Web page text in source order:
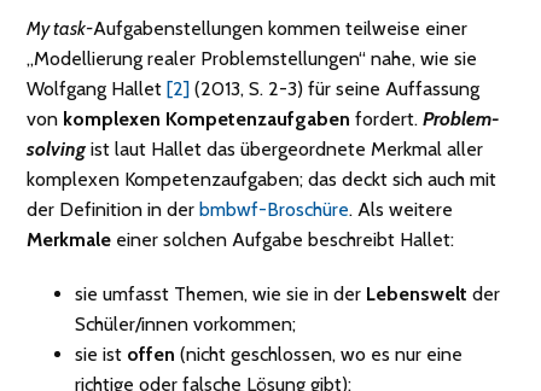
My task-Aufgabenstellungen kommen teilweise einer
„Modellierung realer Problemstellungen“ nahe, wie sie
Wolfgang Hallet[2] (2013, S. 2-3) für seine Auffassung
von komplexen Kompetenzaufgabenfordert.Problem-
solving ist laut Hallet das übergeordnete Merkmal aller
komplexen Kompetenzaufgaben; das deckt sich auch mit
der Definition in derbmbwf-Broschüre. Als weitere
Merkmale einer solchen Aufgabe beschreibt Hallet:
sie umfasst Themen, wie sie in der Lebenswelt der
Schüler/innen vorkommen;
sie ist offen (nicht geschlossen, wo es nur eine
richtige oder falsche Lösung gibt);